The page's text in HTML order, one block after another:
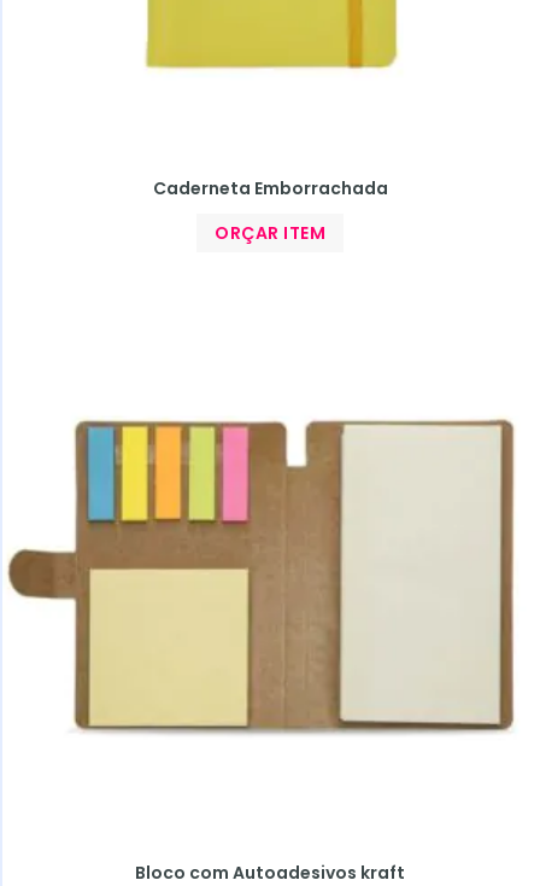
Caderneta Emborrachada
ORÇAR ITEM
Bloco com Autoadesivos kraft